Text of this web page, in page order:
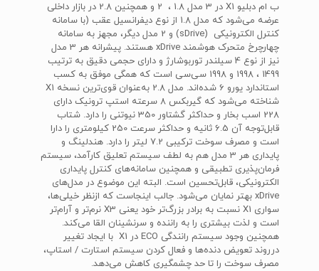
ب‌ ام‌ دبلیو X1 در 3 مدل 1.8 ،‌ 2 و همچنین 2.8 در بازار داخلی
عرضه می‌شود که مدل 1.8 از نوع دیفرانسیل عقب (با سامانه
کنترل الکترونیکی (sDrive) و 2 مدل دیگر، مجهز به سامانه
چهارچرخ متحرک هوشمند xDrive هستند. پیشرانه هر 3 مدل
نیز از نوع 4 سیلندر توربوشارژ و دارای حجمی دقیق به ترتیب
1499 ، 1998 و 1998 سی‌سی است که همگی موفق به کسب
استاندارد یورو 6 شده‌اند. مدل 2.8 به‌عنوان قوی‌ترین نسخه X1
شناخته می‌شود که گیربکس 8 سرعته استپ ترونیک دارای
228 اسب بخار و حداکثر گشتاور 350 نیوتنی را دارد. شتاب‌
قابل‌توجه آن 6.5 ثانیه و حداکثر سرعت 250 کیلومتری را دارا
است و مصرف سوخت ترکیبی 7.2 لیتر را دارد. هندلینگ و
پایداری هر 3 مدل هم به لطف سیستم تعلیق کارآمد، سیستم
فرمان‌پذیری تطبیقی و همچنین سامانه‌های کنترل پایداری
الکترونیکی، قابل‌تحسین است. البته این موضوع در مدل‌های
xDrive بهتر نمایان می‌شود. جالب اینجاست که ازنظر خیلی‌ها،
سواری X1 نسبت به برادر بزرگ‌تر خود یعنی X3 نرم‌تر و آرام‌تر
است و لذت بیشتری را به راننده و سرنشینان القا می‌کند.
همچنین وجود سیستم رانندگی ECO در X1 با ایجاد تغییر
درروند تعویض دنده‌ها و فعال کردن سیستم استارت / استاپ،
مصرف سوخت را تا حد چشمگیری کاهش می‌دهد.